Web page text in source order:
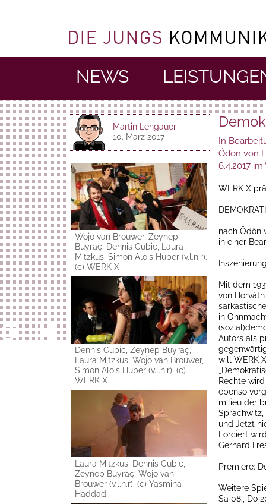
NEWS
Martin Lengauer
10. März 2017
Wojo van Brouwer, Zeynep
Buyraç, Dennis Cubic, Laura
Mitzkus, Simon Alois Huber (v.l.n.r).
(c) WERK X
Dennis Cubic, Zeynep Buyraç,
Laura Mitzkus, Wojo van Brouwer,
Simon Alois Huber (v.l.n.r). (c)
WERK X
Laura Mitzkus, Dennis Cubic,
Zeynep Buyraç, Wojo van
Brouwer (v.l.n.r). (c) Yasmina
Haddad
In
Ödön von
6.4.2017
WERK X
nach Ödön
in einer
Mit dem
von
in
Autors als
will WERK
Rechte
ebenso
milieu der
und Jetzt
Forciert
Gerhard
Premiere:
Weitere
Sa 08., Do